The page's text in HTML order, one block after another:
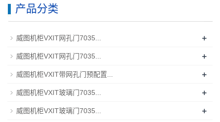
产品分类
威图机柜VXIT网孔门7035... +
威图机柜VXIT网孔门7035... +
威图机柜VXIT带网孔门预配置... +
威图机柜VXIT玻璃门7035... +
威图机柜VXIT玻璃门7035... +